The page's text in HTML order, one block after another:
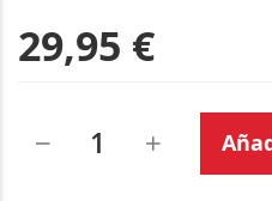
29,95 €